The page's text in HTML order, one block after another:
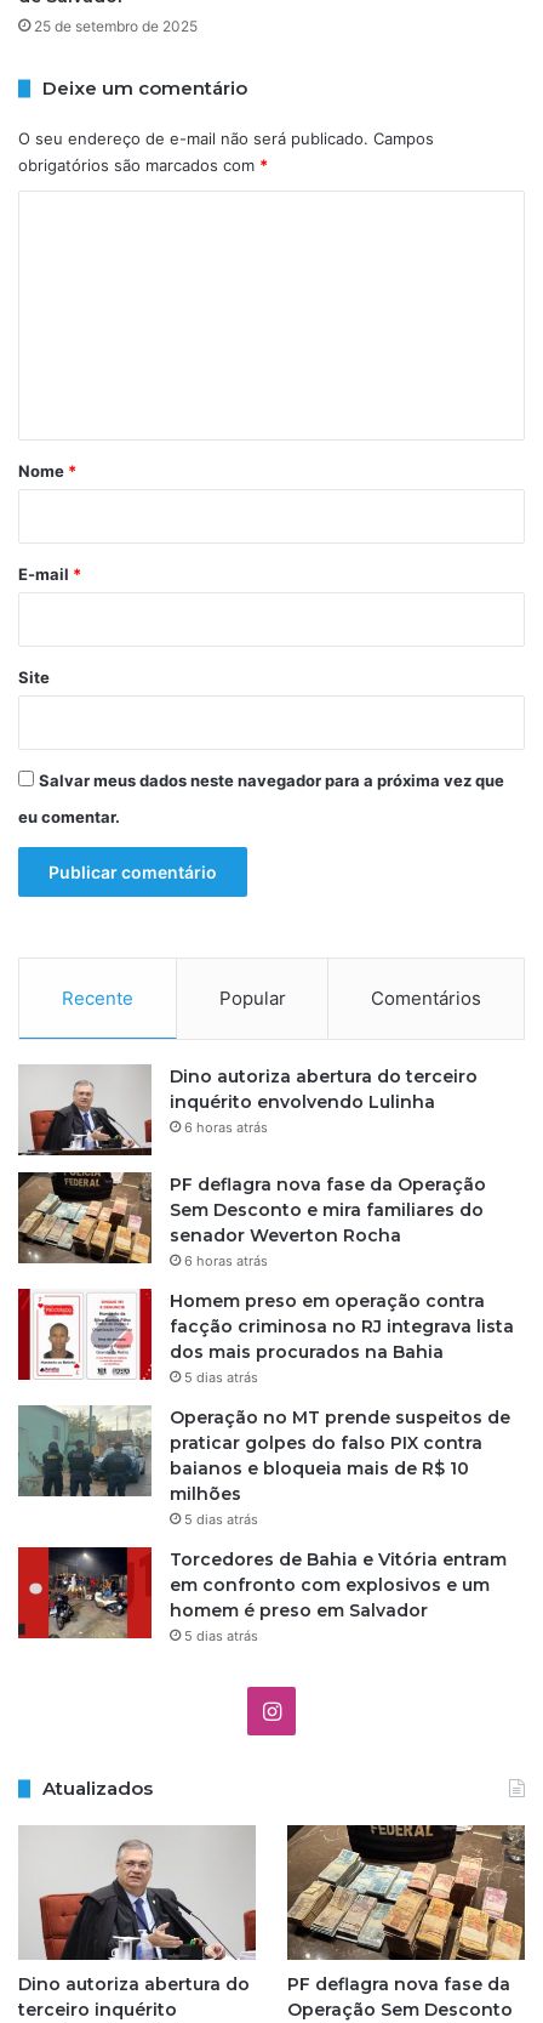
J
u
t
ç
a
m
e
o
e
d
e
25 de setembro de 2025
Deixe um comentário
O seu endereço de e-mail não será publicado. Campos
obrigatórios são marcados com *
r
*
Nome *
E-mail *
Site
Salvar meus dados neste navegador para a próxima vez que
eu comentar.
Recente Popular Comentários
Dino autoriza abertura do terceiro
inquérito envolvendo Lulinha
6 horas atrás
PF deflagra nova fase da Operação
Sem Desconto e mira familiares do
senador Weverton Rocha
6 horas atrás
Homem preso em operação contra
facção criminosa no RJ integrava lista
dos mais procurados na Bahia
5 dias atrás
Operação no MT prende suspeitos de
praticar golpes do falso PIX contra
baianos e bloqueia mais de R$ 10
milhões
5 dias atrás
Torcedores de Bahia e Vitória entram
em confronto com explosivos e um
homem é preso em Salvador
5 dias atrás
I
t
a
g
r
Atualizados
Dino autoriza abertura do
terceiro inquérito
PF deflagra nova fase da
Operação Sem Desconto